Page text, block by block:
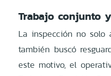
Trabajo conjunto
La inspección no solo
también buscó
este motivo, el